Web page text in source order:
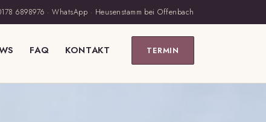
6898976 ·WhatsApp · Heusenstamm bei Offenbach
FAQ KONTAKT TERMIN